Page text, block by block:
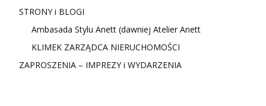
STRONY i BLOGI
Ambasada Stylu Anett (dawniej Atelier Anett
KLIMEK ZARZĄDCA NIERUCHOMOŚCI
ZAPROSZENIA – IMPREZY i WYDARZENIA